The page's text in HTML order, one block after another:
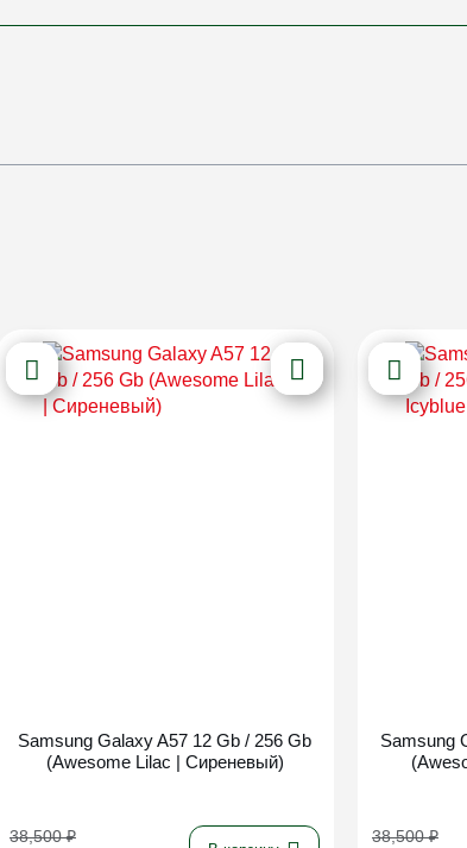
Samsung Galaxy A57 12 Gb / 256 Gb
(Awesome Lilac | Сиреневый)
38,500₽
Samsung
38,500₽